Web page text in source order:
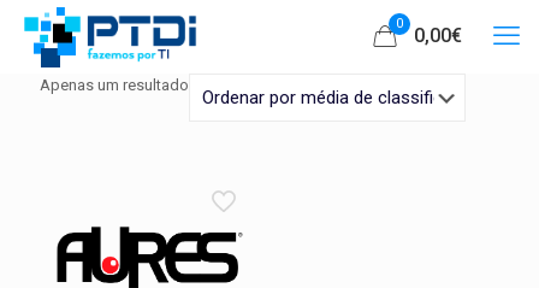
0
0,00€
Apenas um resultado